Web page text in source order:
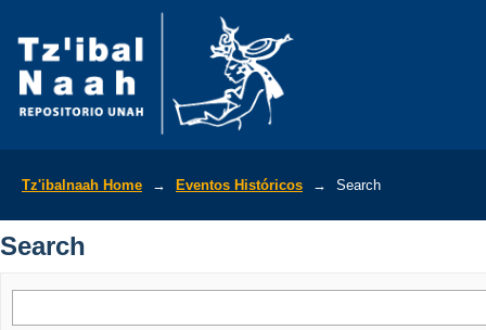
Tz'ibalnaah Home → Eventos Históricos → Search
Search